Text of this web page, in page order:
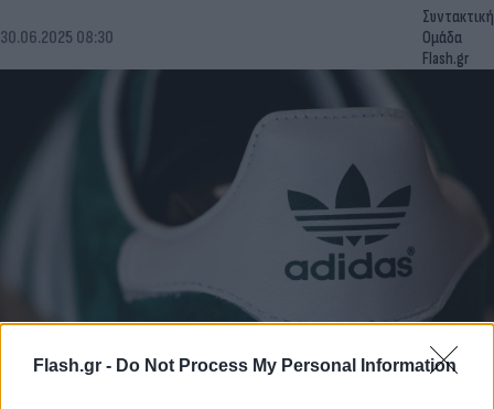
Flash.gr - Do Not Process My Personal Information
30.06.2025 08:30
Συντακτική
Ομάδα
Flash.gr
«Ακριβό μου παπούτσι»: Αυξάνονται οι τιμές σε